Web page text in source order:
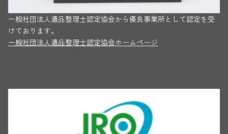
一般社団法人遺品整理士認定協会から優良事業所として認定を受
けております。
一般社団法人遺品整理士認定協会ホームページ